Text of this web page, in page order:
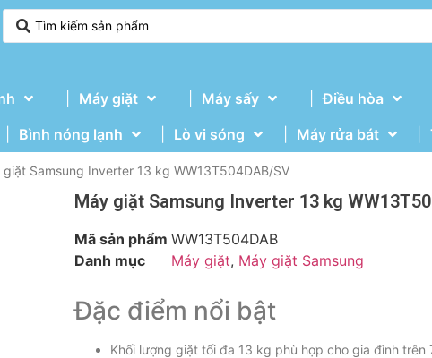
Máy giặt Máy sấy Điều hòa
Bình nóng lạnh Lò vi sóng Máy rửa bát
giặt Samsung Inverter 13 kg WW13T504DAB/SV
Máy giặt Samsung Inverter 13 kg
Mã sản phẩm WW13T504DAB
Danh mục
Máy giặt, Máy giặt Samsung
Đặc điểm nổi bật
Khối lượng giặt tối đa 13 kg phù hợp cho gia đình trên